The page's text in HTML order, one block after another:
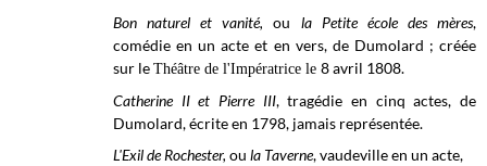
Bon naturel et vanité,ou la Petite école des mères,
comédie en un acte et en vers, de Dumolard ; créée
sur le Théâtre de l'Impératrice le 8 avril 1808.
Catherine II et Pierre III, tragédie en cinq actes, de
Dumolard, écrite en 1798, jamais représentée.
L'Exil de Rochester, ou la Taverne, vaudeville en un acte,